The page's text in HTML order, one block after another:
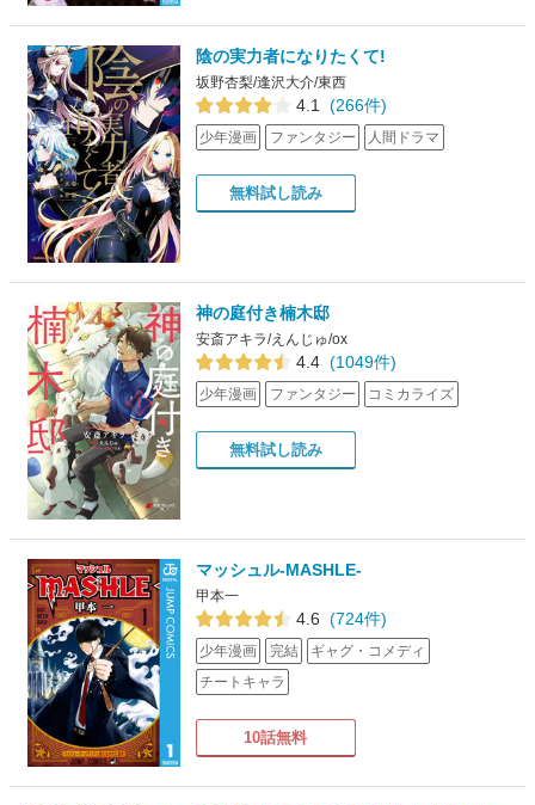
陰の実力者になりたくて!
坂野杏梨/逢沢大介/東西
4.1 (266件)
少年漫画 ファンタジー 人間ドラマ
無料試し読み
神の庭付き楠木邸
安斎アキラ/えんじゅ/ox
4.4 (1049件)
少年漫画 ファンタジー コミカライズ
無料試し読み
マッシュル-MASHLE-
甲本一
4.6 (724件)
少年漫画 完結
ギャグ・コメディ
チートキャラ
10話無料